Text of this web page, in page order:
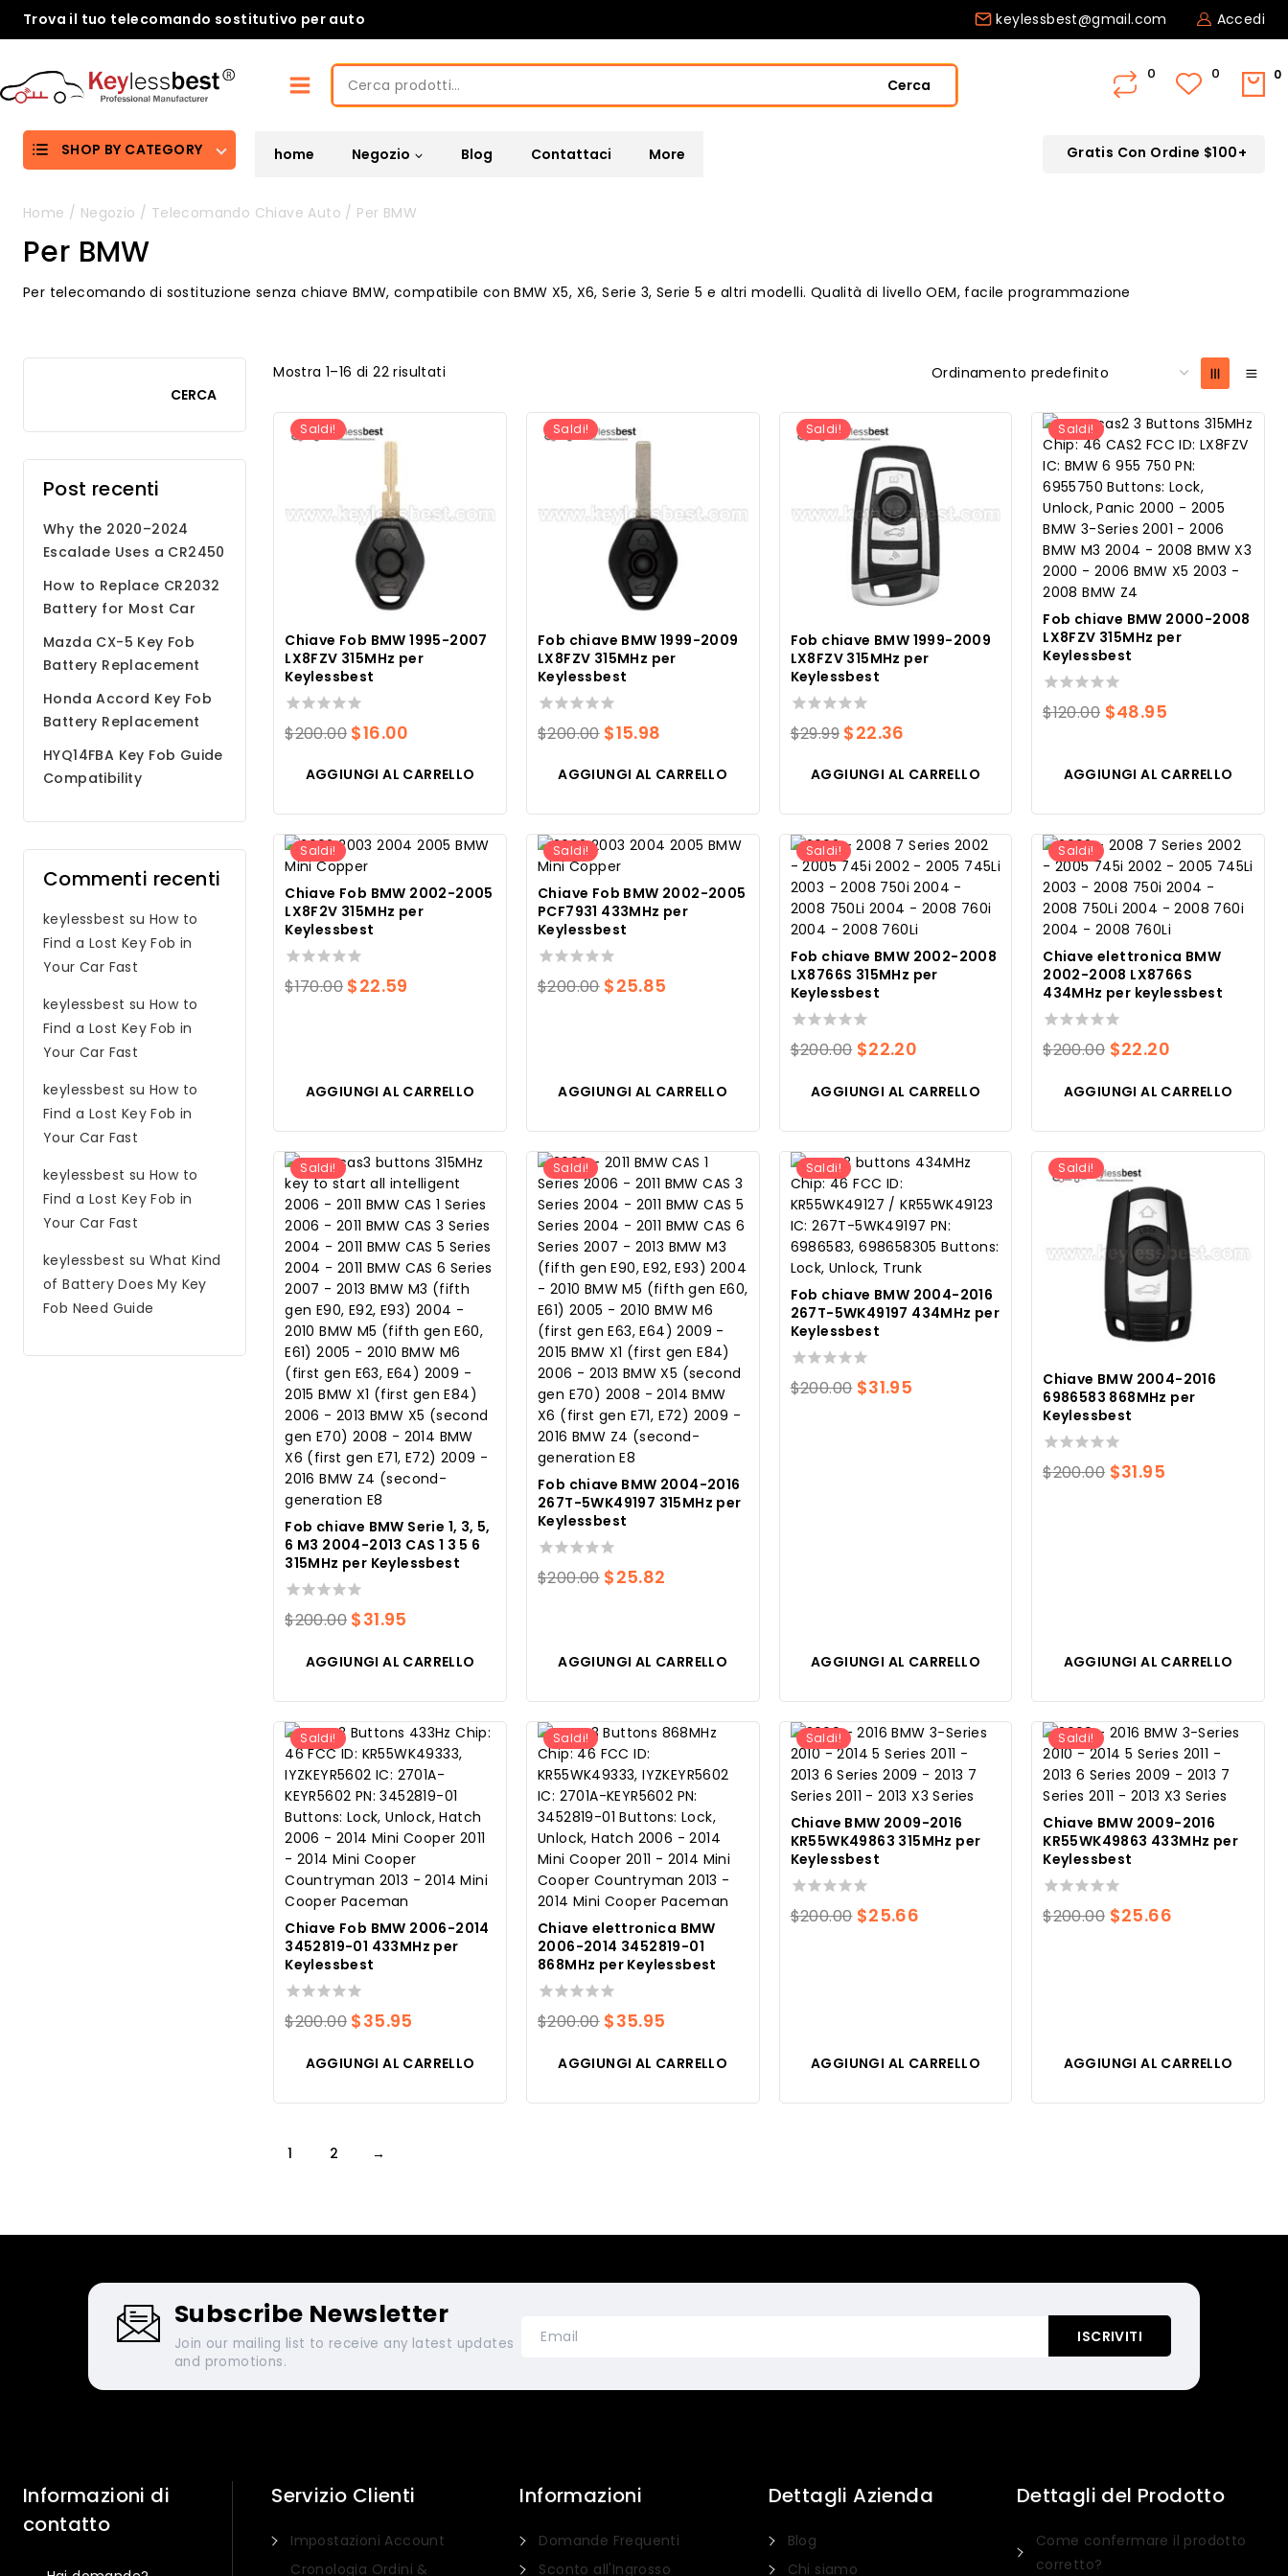
SkipTrova il tuo telecomando sostitutivo per auto keylessbest@gmail.com Accedi
Cerca:
Cerca
0
SHOP BY CATEGORY home Negozio Blog Contattaci More Gratis Con Ordine $100+
Home / Negozio / Telecomando Chiave Auto / Per BMW
Per BMW
Per telecomando di sostituzione senza chiave BMW, compatibile con BMW X5, X6, Serie 3, Serie 5 e altri modelli. Qualità di livello OEM, facile programmazione
Mostra 1–16 di 22 risultati
Saldi!
Chiave Fob BMW 1995-2007
LX8FZV 315MHz per
Keylessbest
0
su
$200.00 Il
originale
era:
$200.00.
$16.00
attuale
è:
$16.00.
AGGIUNGI AL CARRELLO
Saldi!
Fob chiave BMW 1999-2009
LX8FZV 315MHz per
Keylessbest
0
su
$200.00 Il
originale
era:
$200.00.
$15.98
attuale
è:
$15.98.
AGGIUNGI AL CARRELLO
Saldi!
Fob chiave BMW 1999-2009
LX8FZV 315MHz per
Keylessbest
0
su
$29.99 Il
originale
era:
$29.99.
$22.36
attuale
è:
$22.36.
AGGIUNGI AL CARRELLO
Saldi!
Fob chiave BMW 2000-2008
LX8FZV 315MHz per
Keylessbest
0
su
$120.00 Il
originale
$120.00.
$48.95Il
attuale
$48.95.
AGGIUNGI AL CARRELLO
Saldi!
Chiave Fob BMW 2002-2005
LX8F2V 315MHz per
Keylessbest
0
su
$170.00 Il
$170.00.
$22.59
$22.59.
AGGIUNGI AL CARRELLO
Saldi!
Chiave Fob BMW 2002-2005
PCF7931 433MHz per
Keylessbest
0
su
$200.00 Il
$200.00.
$25.85
$25.85.
AGGIUNGI AL CARRELLO
Saldi!
Fob chiave BMW 2002-2008
LX8766S 315MHz per
Keylessbest
0
su
$200.00 Il
originale
era:
$200.00.
$22.20
attuale
è:
$22.20.
AGGIUNGI AL CARRELLO
Saldi!
Chiave elettronica BMW
2002-2008 LX8766S
434MHz per keylessbest
0
su
$200.00 Il
originale
era:
$200.00.
$22.20Il
attuale
è:
$22.20.
AGGIUNGI AL CARRELLO
Saldi!
Fob chiave BMW Serie 1, 3, 5,
6 M3 2004-2013 CAS 1 3 5 6
315MHz per Keylessbest
0
su
$200.00 Il
originale
era:
$200.00.
$31.95
attuale
è:
$31.95.
AGGIUNGI AL CARRELLO
Saldi!
Fob chiave BMW 2004-2016
267T-5WK49197 315MHz per
Keylessbest
0
su
$200.00 Il
era:
$25.82
è:
AGGIUNGI AL CARRELLO
Saldi!
Fob chiave BMW 2004-2016
267T-5WK49197 434MHz per
Keylessbest
0
su
$200.00 Il
$31.95
AGGIUNGI AL CARRELLO
Saldi!
Chiave BMW 2004-2016
6986583 868MHz per
Keylessbest
0
su
$200.00 Il
$31.95Il
AGGIUNGI AL CARRELLO
Saldi!
Chiave Fob BMW 2006-2014
3452819-01 433MHz per
Keylessbest
0
su
$200.00 Il
originale
era:
$35.95
attuale
è:
AGGIUNGI AL CARRELLO
Saldi!
Chiave elettronica BMW
2006-2014 3452819-01
868MHz per Keylessbest
0
su
$200.00 Il
originale
era:
$35.95
attuale
è:
AGGIUNGI AL CARRELLO
Saldi!
Chiave BMW 2009-2016
KR55WK49863 315MHz per
Keylessbest
0
su
$200.00 Il
$25.66
AGGIUNGI AL CARRELLO
Saldi!
Chiave BMW 2009-2016
KR55WK49863 433MHz per
Keylessbest
0
su
$200.00 Il
$25.66Il
AGGIUNGI AL CARRELLO
1 2 →
CERCA
Post recenti
Why the 2020–2024
Escalade Uses a CR2450
How to Replace CR2032
Battery for Most Car
Remote Key Fobs
Mazda CX-5 Key Fob
Battery Replacement
Step by Step Guide
Honda Accord Key Fob
Battery Replacement
HYQ14FBA Key Fob Guide
Compatibility
Commenti recenti
keylessbest suHow to
Find a Lost Key Fob in
Your Car Fast
keylessbest suHow to
Find a Lost Key Fob in
Your Car Fast
keylessbest suHow to
Find a Lost Key Fob in
Your Car Fast
keylessbest suHow to
Find a Lost Key Fob in
Your Car Fast
keylessbest suWhat Kind
of Battery Does My Key
Fob Need Guide
Subscribe Newsletter
Join our mailing list to receive any latest updates
and promotions.
Informazioni di
contatto
Servizio Clienti
Impostazioni Account
Cronologia Ordini &
Informazioni
Domande Frequenti
Sconto all'Ingrosso
Dettagli Azienda
Blog
Chi siamo
Dettagli del Prodotto
Come confermare il prodotto
corretto?